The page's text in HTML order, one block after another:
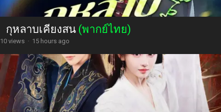
กุหลาบเคียงสน (พากย์ไทย)
10 views · 15 hours ago